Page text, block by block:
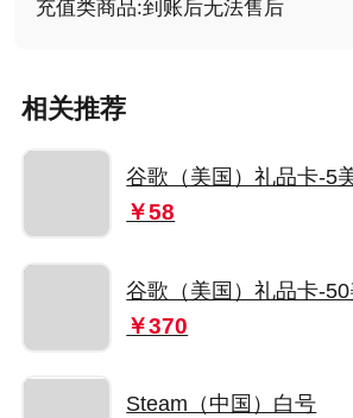
充值类商品:到账后无法售后
相关推荐
谷歌（美国）礼品卡-5
￥58
谷歌（美国）礼品卡-
￥370
Steam（中国）白号